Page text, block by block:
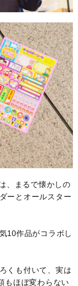
、まるで懐かしの
ーとオールスター
10作品がコラボし
くも付いて、実は
もほぼ変わらない